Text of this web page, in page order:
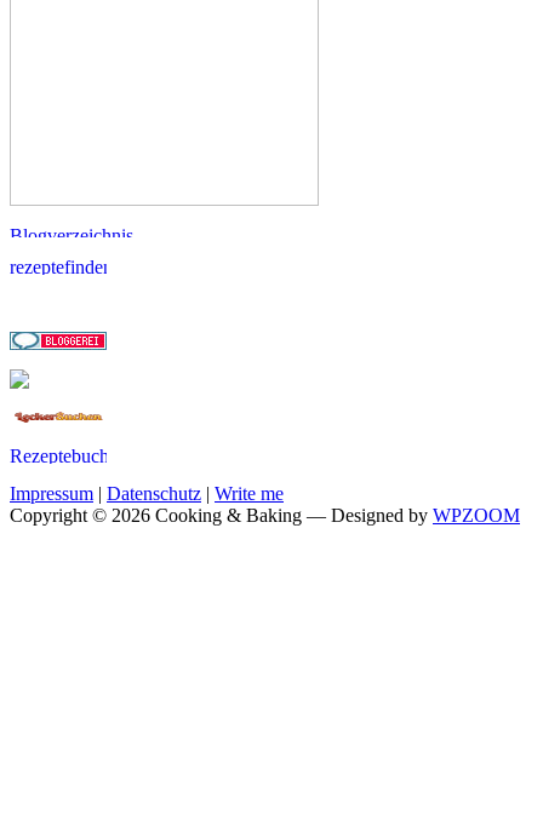
Impressum | Datenschutz | Write me
Copyright © 2026 Cooking & Baking — Designed by WPZOOM